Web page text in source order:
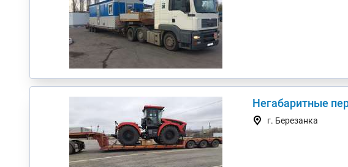
Негабаритные
г. Березанка